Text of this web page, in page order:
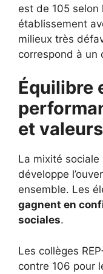
est de 105
établissement
milieux très
correspond à un
Équilibre
et
La mixité
développe
ensemble. Les
gagnent en
sociales.
Les collèges
contre 106 pour